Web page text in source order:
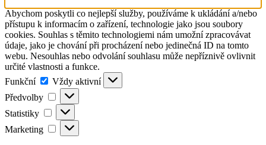
Abychom poskytli co nejlepší služby, používáme k ukládání a/nebo
přístupu k informacím o zařízení, technologie jako jsou soubory
cookies. Souhlas s těmito technologiemi nám umožní zpracovávat
údaje, jako je chování při procházení nebo jedinečná ID na tomto
webu. Nesouhlas nebo odvolání souhlasu může nepříznivě ovlivnit
určité vlastnosti a funkce.
Funkční
Funkční
Vždy aktivní
Předvolby
Předvolby
Statistiky Statistiky
Marketing Marketing